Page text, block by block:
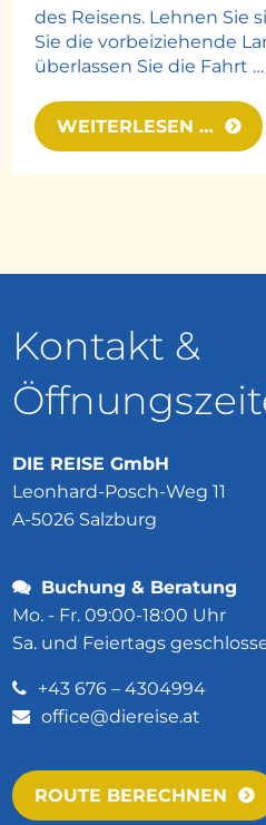
des Reisens. Lehnen Sie
Sie die vorbeiziehende
überlassen Sie die Fahrt …
WEITERLESEN …
Kontakt &
DIE REISE GmbH
Leonhard-Posch-Weg 11
A-5026 Salzburg
+43 676 – 4304994
office@diereise.at
Buchung & Beratung
Mo. - Fr. 09:00-18:00 Uhr
Sa. und Feiertags
ROUTE BERECHNEN